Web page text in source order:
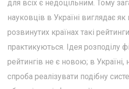
для всіх є недоцільним. Тому
науковців в Україні виглядає як
розвинутих країнах такі
практикуються. Ідея розподілу
рейтингів не є новою; в Україні,
спроба реалізувати подібну